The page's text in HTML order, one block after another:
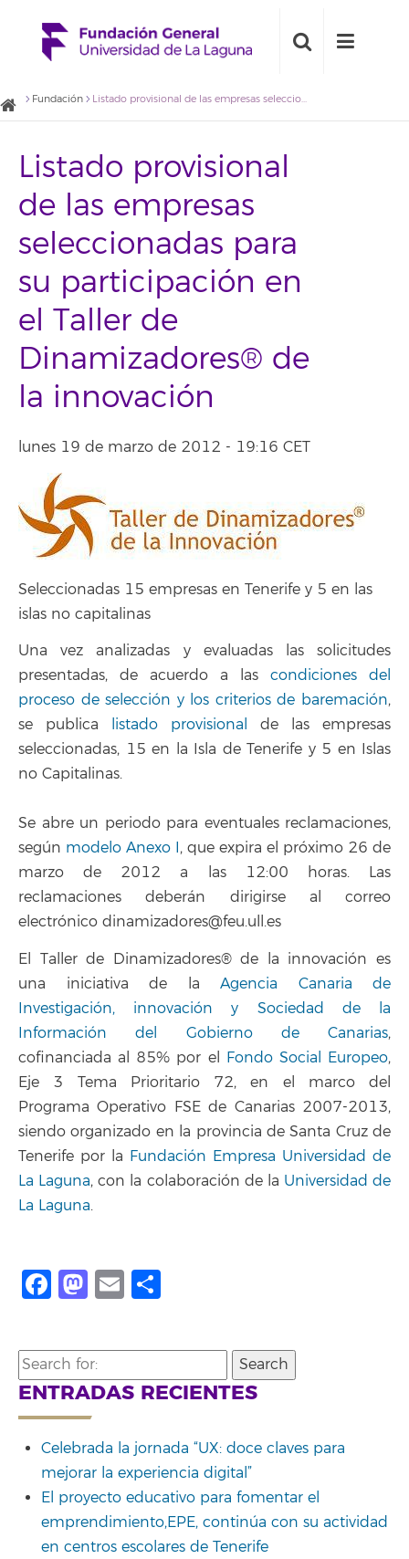
Fundación Listado provisional de las empresas seleccionadas para su participación en el Taller de Dinamizadores® de la innovación
Listado provisional
de las empresas
seleccionadas para
su participación en
el Taller de
Dinamizadores® de
la innovación
lunes 19 de marzo de 2012 - 19:16 CET
Seleccionadas 15 empresas en Tenerife y 5 en las
islas no capitalinas
Una vez analizadas y evaluadas las solicitudes
presentadas, de acuerdo a las condiciones del
proceso de selección y los criterios de baremación,
se publica listado provisional de las empresas
seleccionadas, 15 en la Isla de Tenerife y 5 en Islas
no Capitalinas.
Se abre un periodo para eventuales reclamaciones,
según modelo Anexo I, que expira el próximo 26 de
marzo de 2012 a las 12:00 horas. Las
reclamaciones deberán dirigirse al correo
electrónico dinamizadores@feu.ull.es
El Taller de Dinamizadores® de la innovación es
una iniciativa de la Agencia Canaria de
Investigación, innovación y Sociedad de la
Información del Gobierno de Canarias,
cofinanciada al 85% por el Fondo Social Europeo,
Eje 3 Tema Prioritario 72, en el marco del
Programa Operativo FSE de Canarias 2007-2013,
siendo organizado en la provincia de Santa Cruz de
Tenerife por la Fundación Empresa Universidad de
La Laguna, con la colaboración de la Universidad de
La Laguna.
Facebook
Mastodon
Email
Search
for:
ENTRADAS RECIENTES
Celebrada la jornada “UX: doce claves para
mejorar la experiencia digital”
El proyecto educativo para fomentar el
emprendimiento,EPE, continúa con su actividad
en centros escolares de Tenerife